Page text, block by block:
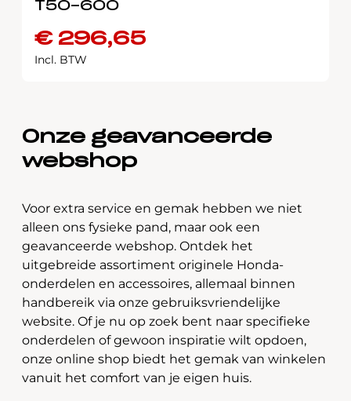
T50-600
€296,65
Incl. BTW
Onze geavanceerde
webshop
Voor extra service en gemak hebben we niet
alleen ons fysieke pand, maar ook een
geavanceerde webshop. Ontdek het
uitgebreide assortiment originele Honda-
onderdelen en accessoires, allemaal binnen
handbereik via onze gebruiksvriendelijke
website. Of je nu op zoek bent naar specifieke
onderdelen of gewoon inspiratie wilt opdoen,
onze online shop biedt het gemak van winkelen
vanuit het comfort van je eigen huis.